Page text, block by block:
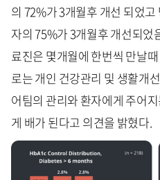
의 72%가 3개월후 개선 되었
자의 75%가 3개월후 개선되었
료진은 몇개월에 한번씩 만날
로는 개인 건강관리 및 생활개
어팀의 관리와 환자에게 주어
게 배가 된다고 의견을 밝혔다.